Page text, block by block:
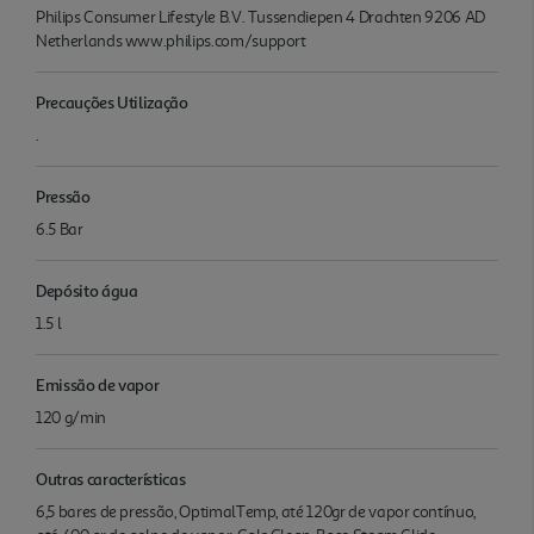
Philips Consumer Lifestyle B.V. Tussendiepen 4 Drachten 9206 AD
Netherlands www.philips.com/support
Precauções Utilização
.
Pressão
6.5 Bar
Depósito água
1.5 l
Emissão de vapor
120 g/min
Outras características
6,5 bares de pressão, OptimalTemp, até 120gr de vapor contínuo,